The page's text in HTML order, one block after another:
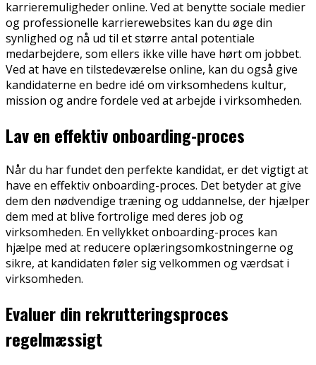
karrieremuligheder online. Ved at benytte sociale medier
og professionelle karrierewebsites kan du øge din
synlighed og nå ud til et større antal potentiale
medarbejdere, som ellers ikke ville have hørt om jobbet.
Ved at have en tilstedeværelse online, kan du også give
kandidaterne en bedre idé om virksomhedens kultur,
mission og andre fordele ved at arbejde i virksomheden.
Lav en effektiv onboarding-proces
Når du har fundet den perfekte kandidat, er det vigtigt at
have en effektiv onboarding-proces. Det betyder at give
dem den nødvendige træning og uddannelse, der hjælper
dem med at blive fortrolige med deres job og
virksomheden. En vellykket onboarding-proces kan
hjælpe med at reducere oplæringsomkostningerne og
sikre, at kandidaten føler sig velkommen og værdsat i
virksomheden.
Evaluer din rekrutteringsproces
regelmæssigt